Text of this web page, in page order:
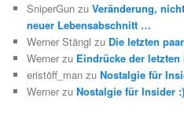
SniperGun zuVeränderung,
neuer Lebensabschnitt …
Werner Stängl zu Die letzten
Werner zu Eindrücke der
eristöff_man zuNostalgie für
Werner zuNostalgie für Insider :)